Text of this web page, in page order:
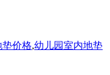
价格,幼儿园室内地垫